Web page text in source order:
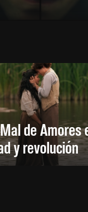
de Amores
y revolución